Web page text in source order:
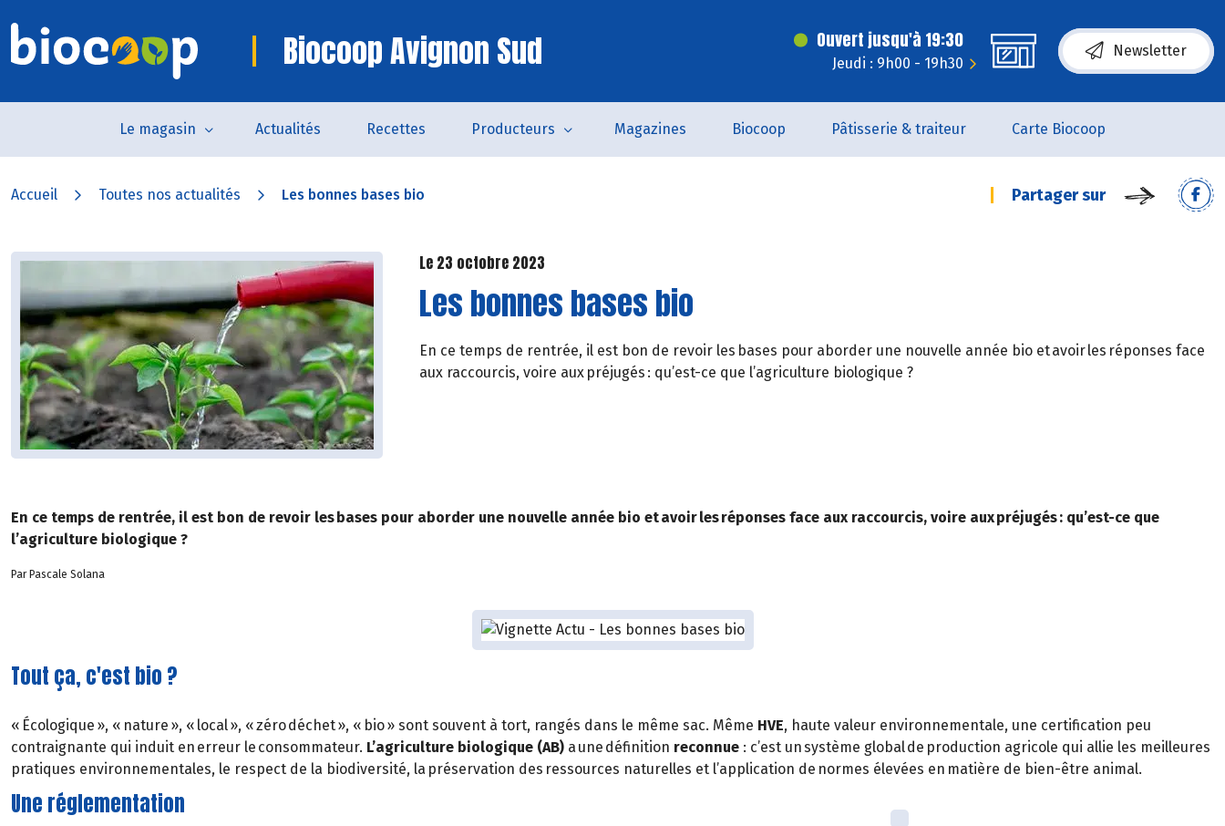
Biocoop Avignon Sud Ouvert jusqu'à 19:30
Jeudi : 9h00 - 19h30
Newsletter
Le magasin Actualités Recettes Producteurs Magazines Biocoop Pâtisserie & traiteur Carte Biocoop
Accueil Toutes nos actualités Les bonnes bases bio Partager sur
Le 23 octobre 2023
Les bonnes bases bio
En ce temps de rentrée, il est bon de revoir les bases pour aborder une nouvelle année bio et avoir les réponses face
aux raccourcis, voire aux préjugés : qu’est-ce que l’agriculture biologique ?
En ce temps de rentrée, il est bon de revoir les bases pour aborder une nouvelle année bio et avoir les réponses face aux raccourcis, voire aux préjugés : qu’est-ce que
l’agriculture biologique ?
Par Pascale Solana
Tout ça, c'est bio ?
« Écologique », « nature », « local », « zéro déchet », « bio » sont souvent à tort, rangés dans le même sac. Même HVE, haute valeur environnementale, une certification peu
contraignante qui induit en erreur le consommateur. L’agriculture biologique (AB) a une définition reconnue : c’est un système global de production agricole qui allie les meilleures
pratiques environnementales, le respect de la biodiversité, la préservation des ressources naturelles et l’application de normes élevées en matière de bien-être animal.
Une réglementation